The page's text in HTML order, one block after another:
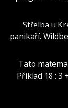
Střelba u
panikaří.
Tato
Příklad 18 : 3